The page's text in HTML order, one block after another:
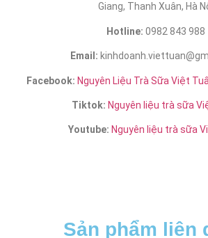
Giang, Thanh Xuân, Hà
Hotline: 0982 843 988
Email:
Facebook: Nguyên Liệu Trà Sữa Việt
Tiktok: Nguyên liệu trà sữa
Youtube: Nguyên liệu trà sữa
Sản phẩm liên